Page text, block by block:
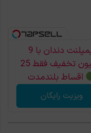
ایمپلنت دندان با 9
تخفیف فقط 25
اقساط بلندمدت
ویزیت رایگان